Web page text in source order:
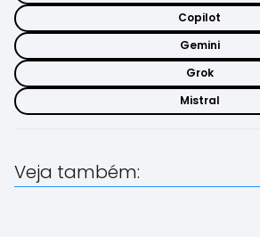
Copilot
Gemini
Grok
Mistral
Veja também: